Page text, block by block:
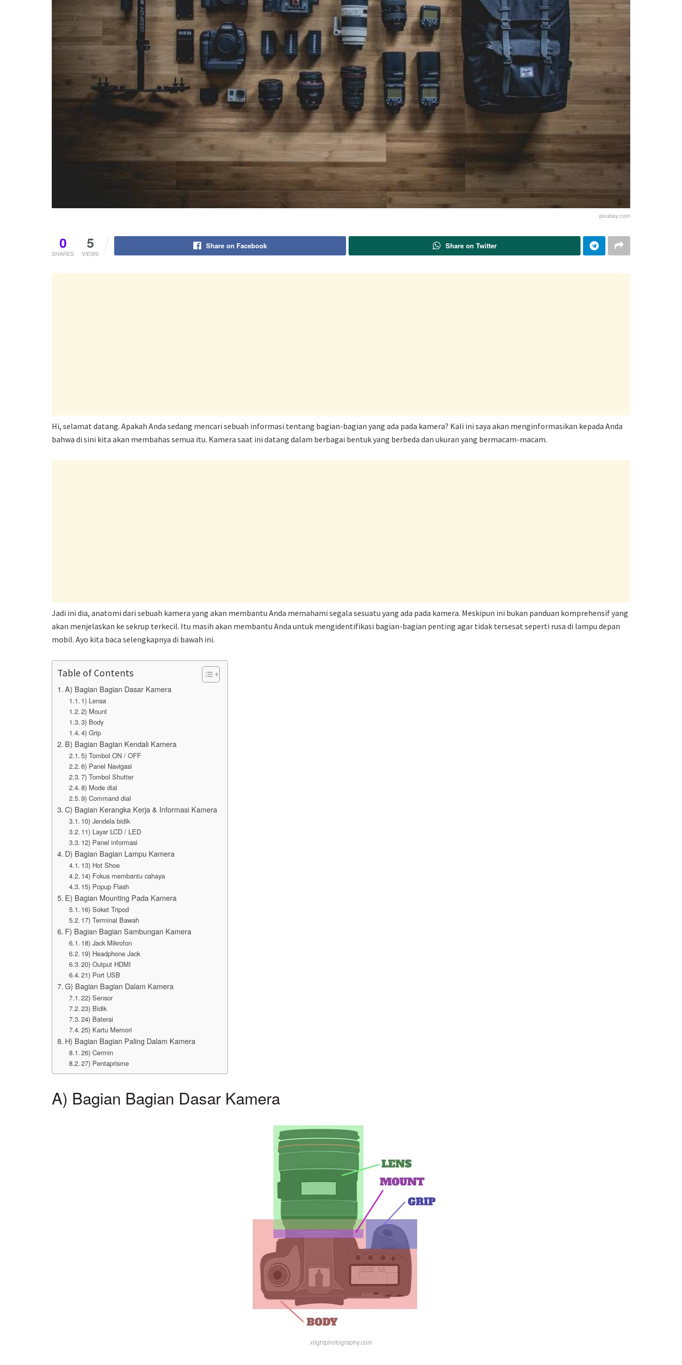
pixabay.com
0
SHARES
5
VIEWS
Share on Facebook Share on Twitter
Hi, selamat datang. Apakah Anda sedang mencari sebuah informasi tentang bagian-bagian yang ada pada kamera? Kali ini saya akan menginformasikan kepada Anda
bahwa di sini kita akan membahas semua itu. Kamera saat ini datang dalam berbagai bentuk yang berbeda dan ukuran yang bermacam-macam.
Jadi ini dia, anatomi dari sebuah kamera yang akan membantu Anda memahami segala sesuatu yang ada pada kamera. Meskipun ini bukan panduan komprehensif yang
akan menjelaskan ke sekrup terkecil. Itu masih akan membantu Anda untuk mengidentifikasi bagian-bagian penting agar tidak tersesat seperti rusa di lampu depan
mobil. Ayo kita baca selengkapnya di bawah ini.
Table of Contents
A) Bagian Bagian Dasar Kamera
1) Lensa
2) Mount
3) Body
4) Grip
B) Bagian Bagian Kendali Kamera
5) Tombol ON / OFF
6) Panel Navigasi
7) Tombol Shutter
8) Mode dial
9) Command dial
C) Bagian Kerangka Kerja & Informasi Kamera
10) Jendela bidik
11) Layar LCD / LED
12) Panel informasi
D) Bagian Bagian Lampu Kamera
13) Hot Shoe
14) Fokus membantu cahaya
15) Popup Flash
E) Bagian Mounting Pada Kamera
16) Soket Tripod
17) Terminal Bawah
F) Bagian Bagian Sambungan Kamera
18) Jack Mikrofon
19) Headphone Jack
20) Output HDMI
21) Port USB
G) Bagian Bagian Dalam Kamera
22) Sensor
23) Bidik
24) Baterai
25) Kartu Memori
H) Bagian Bagian Paling Dalam Kamera
26) Cermin
27) Pentaprisme
A) Bagian Bagian Dasar Kamera
xlightphotography.com